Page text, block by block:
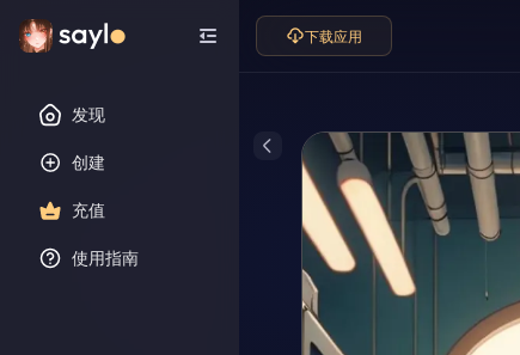
发现
创建
充值
使用指南
下载应用